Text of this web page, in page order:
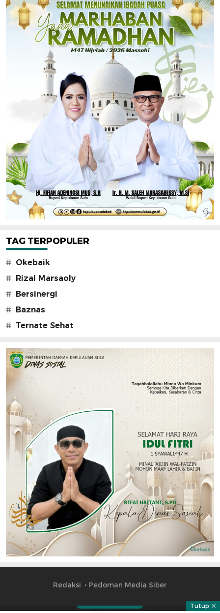
TAG TERPOPULER
# Okebaik
# Rizal Marsaoly
# Bersinergi
# Baznas
# Ternate Sehat
Redaksi Pedoman Media Siber
Tutup